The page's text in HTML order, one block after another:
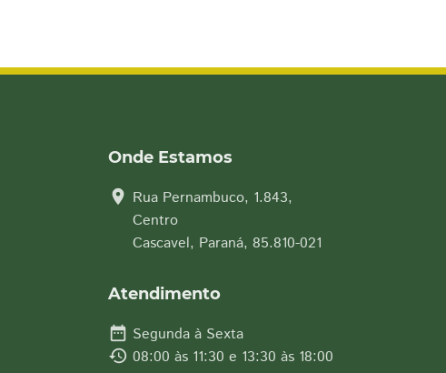
Onde Estamos
location_on Rua Pernambuco, 1.843,
Centro
Cascavel, Paraná, 85.810-021
Atendimento
date_range Segunda à Sexta
history 08:00 às 11:30 e 13:30 às 18:00